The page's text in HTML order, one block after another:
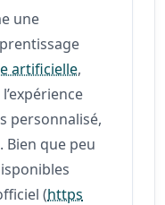
une
artificielle,
personnalisé,
Bien que peu
(https